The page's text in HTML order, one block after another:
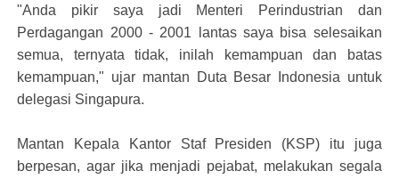
"Anda pikir saya jadi Menteri Perindustrian dan
Perdagangan 2000 - 2001 lantas saya bisa selesaikan
semua, ternyata tidak, inilah kemampuan dan batas
kemampuan," ujar mantan Duta Besar Indonesia untuk
delegasi Singapura.
Mantan Kepala Kantor Staf Presiden (KSP) itu juga
berpesan, agar jika menjadi pejabat, melakukan segala